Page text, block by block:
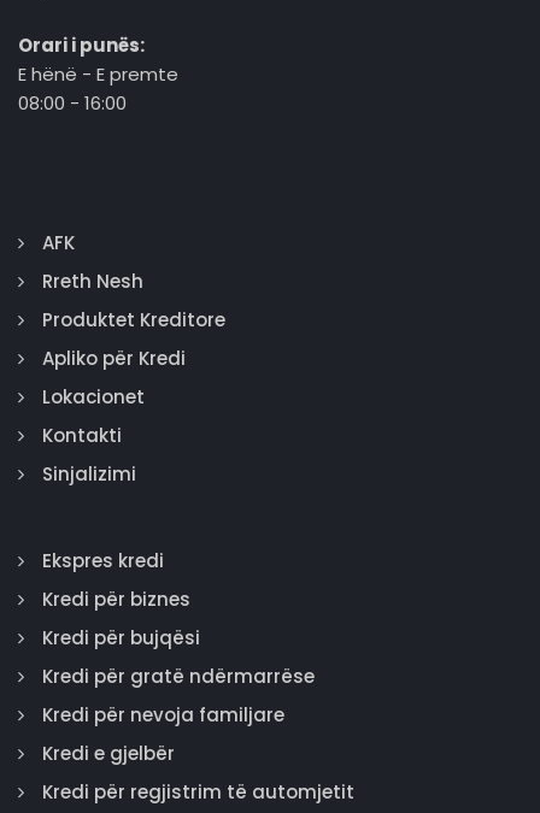
Orari i punës:
E hënë - E premte
08:00 - 16:00
AFK
Rreth Nesh
Produktet Kreditore
Apliko për Kredi
Lokacionet
Kontakti
Sinjalizimi
Ekspres kredi
Kredi për biznes
Kredi për bujqësi
Kredi për gratë ndërmarrëse
Kredi për nevoja familjare
Kredi e gjelbër
Kredi për regjistrim të automjetit